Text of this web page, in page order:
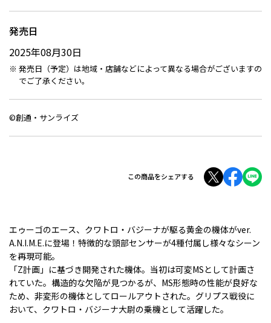
発売日
2025年08月30日
発売日（予定）は地域・店舗などによって異なる場合がございますの
でご了承ください。
©創通・サンライズ
この商品をシェアする
エゥーゴのエース、クワトロ・バジーナが駆る黄金の機体がver.
A.N.I.M.E.に登場！特徴的な頭部センサーが4種付属し様々なシーン
を再現可能。
「Z計画」に基づき開発された機体。当初は可変MSとして計画さ
れていた。構造的な欠陥が見つかるが、MS形態時の性能が良好な
ため、非変形の機体としてロールアウトされた。グリプス戦役に
おいて、クワトロ・バジーナ大尉の乗機として活躍した。